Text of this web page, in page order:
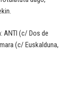
ANTI (c/ Dos de
(c/ Euskalduna,